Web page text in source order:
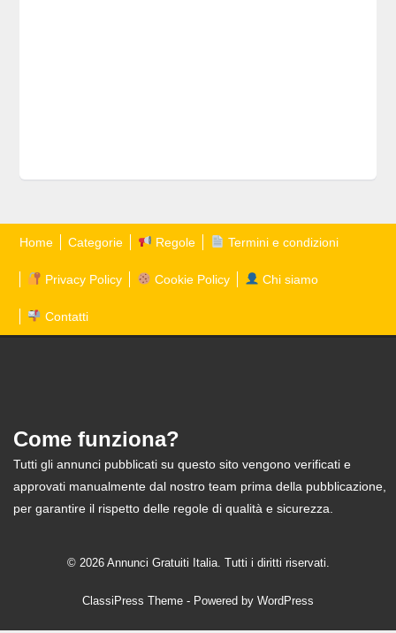
Home Categorie Regole Termini e condizioni
Privacy Policy Cookie Policy Chi siamo
Contatti
Come funziona?
Tutti gli annunci pubblicati su questo sito vengono verificati e
approvati manualmente dal nostro team prima della pubblicazione,
per garantire il rispetto delle regole di qualità e sicurezza.
© 2026 Annunci Gratuiti Italia. Tutti i diritti riservati.
ClassiPress Theme - Powered by WordPress